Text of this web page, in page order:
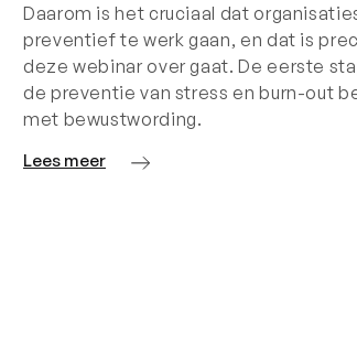
Daarom is het cruciaal dat
preventief te werk gaan, en dat is
deze webinar over gaat. De eerste
de preventie van stress en burn-out
met bewustwording.
Lees meer